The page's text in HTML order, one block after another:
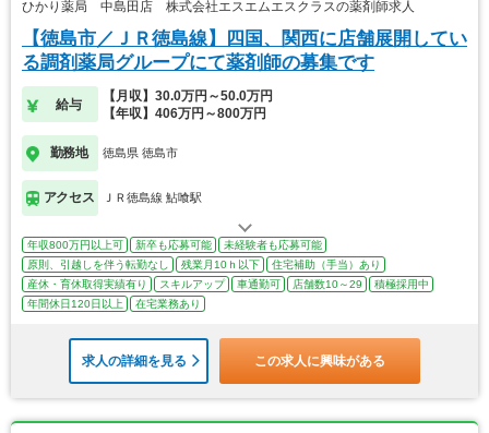
ひかり薬局 中島田店 株式会社エスエムエスクラスの薬剤師求人
【徳島市／ＪＲ徳島線】四国、関西に店舗展開してい
る調剤薬局グループにて薬剤師の募集です
給与
【月収】30.0万円～50.0万円
【年収】406万円～800万円
勤務地 徳島県 徳島市
アクセス ＪＲ徳島線 鮎喰駅
年収800万円以上可 新卒も応募可能
未経験者も応募可能
原則、引越しを伴う転勤なし
残業月10ｈ以下
住宅補助（手当）あり
産休・育休取得実績有り
スキルアップ 車通勤可 店舗数10～29
積極採用中
年間休日120日以上
在宅業務あり
求人の詳細を見る この求人に興味がある